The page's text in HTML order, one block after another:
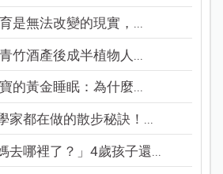
是無法改變的現實，...
竹酒產後成半植物人...
的黃金睡眠：為什麼...
家都在做的散步秘訣！...
去哪裡了？」4歲孩子還...